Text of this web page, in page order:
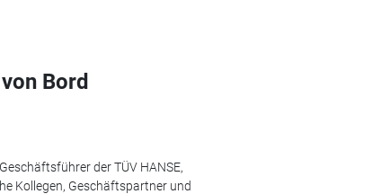
Bord
der TÜV HANSE,
Kollegen, Geschäftspartner und